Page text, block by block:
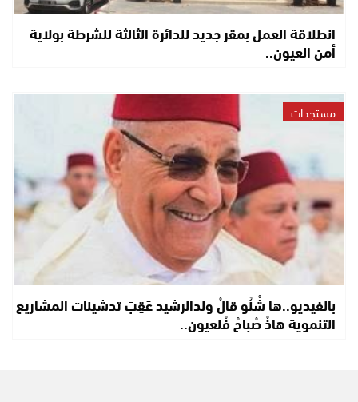
انطلاقة العمل بمقر جديد للدائرة الثالثة للشرطة بولاية
أمن العيون..
مستجدات
بالفيديو..ها شْنُو قالْ ولدالرشيد عَقِبَ تدشينات المشاريع
التنموية هاذْ صْبَاحْ فْلعيون..